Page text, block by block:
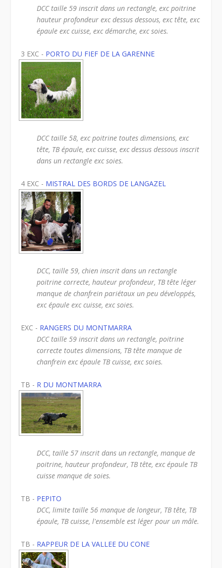
DCC taille 59 inscrit dans un rectangle, exc poitrine
hauteur profondeur exc dessus dessous, exc tête, exc
épaule exc cuisse, exc démarche, exc soies.
3 EXC - PORTO DU FIEF DE LA GARENNE
DCC taille 58, exc poitrine toutes dimensions, exc
tête, TB épaule, exc cuisse, exc dessus dessous inscrit
dans un rectangle exc soies.
4 EXC - MISTRAL DES BORDS DE LANGAZEL
DCC, taille 59, chien inscrit dans un rectangle
poitrine correcte, hauteur profondeur, TB tête léger
manque de chanfrein pariétaux un peu développés,
exc épaule exc cuisse, exc soies.
EXC - RANGERS DU MONTMARRA
DCC taille 59 inscrit dans un rectangle, poitrine
correcte toutes dimensions, TB tête manque de
chanfrein exc épaule TB cuisse, exc soies.
TB - R DU MONTMARRA
DCC, taille 57 inscrit dans un rectangle, manque de
poitrine, hauteur profondeur, TB tête, exc épaule TB
cuisse manque de soies.
TB - PEPITO
DCC, limite taille 56 manque de longeur, TB tête, TB
épaule, TB cuisse, l'ensemble est léger pour un mâle.
TB - RAPPEUR DE LA VALLEE DU CONE